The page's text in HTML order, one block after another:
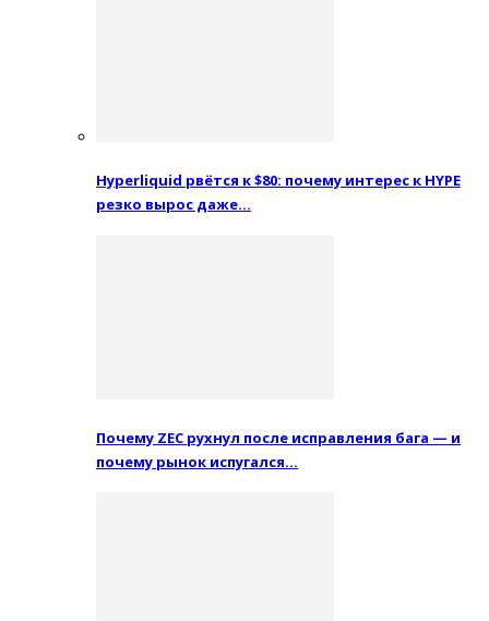
Hyperliquid рвётся к $80: почему интерес к HYPE
резко вырос даже…
Почему ZEC рухнул после исправления бага — и
почему рынок испугался…